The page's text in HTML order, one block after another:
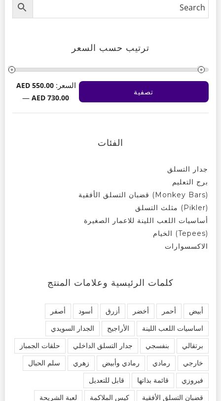
ترتيب حسب السعر
أدنى
أعلى
تصفية
السعر: AED 550.00
— AED 730.00
الفئات
جدار التسلق
برج التعليم
(Monkey Bars) قضبان التسلق الأفقية
(Pikler) مثلث التسلق
أساسيات اللعب اللينة للاعمار الصغيرة
(Tepees) الخيام
الاكسسوارات
كلمات الرئيسية وعلامات المنتج
أبيض أحمر أخضر أزرق أسود
أصفر
اساسيات اللعب اللينة
الأراجيح
الجدار السويدي
برتقالي
بنفسجي جدار التسلق الداخلي
حلقات الجمباز
خارجي
رمادي رمادي وأبيض زهري
سلم الحبال
فيروزي
قائمة بذاتها
قابل للتعديل
قضبان التسلق الأفقية
كيس الملاكمة
لعبة الشريحة